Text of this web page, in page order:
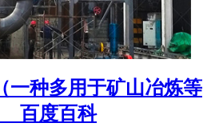
一种多用于矿山冶炼等
_百度百科